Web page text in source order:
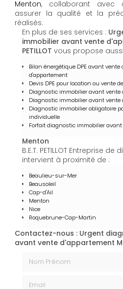
Menton, collaborant avec
assurer la qualité et la
réalisés.
En plus de ses services :
immobilier avant vente
PETILLOT vous propose
Bilan énergétique DPE avant vente
d'appartement
Devis DPE pour location ou vente
Diagnostic immobilier avant vente
Diagnostic immobilier avant vente
Diagnostic immobilier obligatoire
individuelle
Forfait diagnostic immobilier
Menton
B.E.T. PETILLOT Entreprise
intervient à proximité de :
Beaulieu-sur-Mer
Beausoleil
Cap-d'Ail
Menton
Nice
Roquebrune-Cap-Martin
Contactez-nous : Urgent
avant vente d'appartement